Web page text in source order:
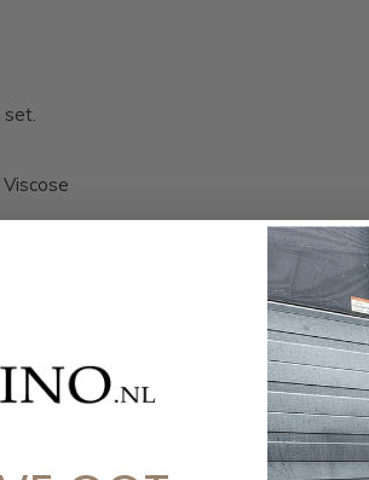
set.
denim en sneakers voor een casual
classy avond outfit.
bruin, cropped knit top met vest, cozy